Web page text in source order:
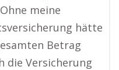
meine
hätte
Betrag
die Versicherung